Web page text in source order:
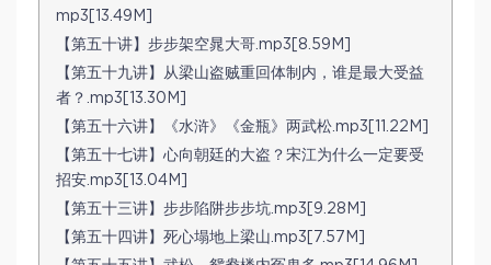
mp3[13.49M]
【第五十讲】步步架空晁大哥.mp3[8.59M]
【第五十九讲】从梁山盗贼重回体制内，谁是最大受益
者？.mp3[13.30M]
【第五十六讲】《水浒》《金瓶》两武松.mp3[11.22M]
【第五十七讲】心向朝廷的大盗？宋江为什么一定要受
招安.mp3[13.04M]
【第五十三讲】步步陷阱步步坑.mp3[9.28M]
【第五十四讲】死心塌地上梁山.mp3[7.57M]